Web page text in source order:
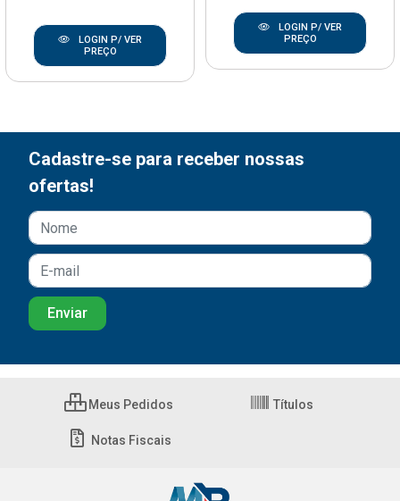
LOGIN P/ VER
PREÇO
LOGIN P/ VER
PREÇO
Cadastre-se para receber nossas
ofertas!
Meus Pedidos Títulos
Notas Fiscais